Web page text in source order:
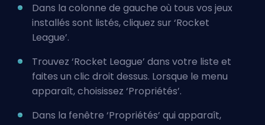
Dans la colonne de gauche où tous vos jeux
installés sont listés, cliquez sur ‘Rocket
League’.
Trouvez ‘Rocket League’ dans votre liste et
faites un clic droit dessus. Lorsque le menu
apparaît, choisissez ‘Propriétés’.
Dans la fenêtre ‘Propriétés’ qui apparaît,